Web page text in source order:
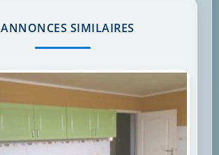
ANNONCES SIMILAIRES